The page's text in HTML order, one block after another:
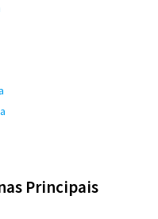
Principais